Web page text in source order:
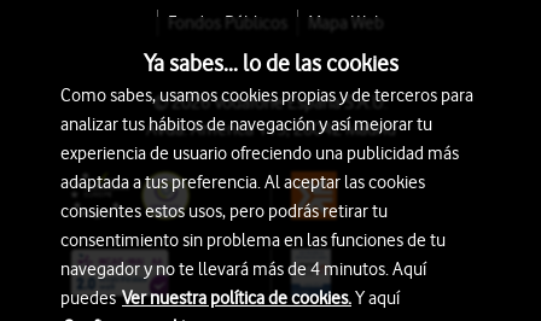
Fondos Públicos
Mapa Web
© 2026 Vodafone España S.A.U.
Avda. América 115, 28042 Madrid
Ya sabes... lo de las cookies
Como sabes, usamos cookies propias y de terceros para
analizar tus hábitos de navegación y así mejorar tu
experiencia de usuario ofreciendo una publicidad más
adaptada a tus preferencia. Al aceptar las cookies
consientes estos usos, pero podrás retirar tu
consentimiento sin problema en las funciones de tu
navegador y no te llevará más de 4 minutos. Aquí
puedesVer nuestra política de cookies.Y aquí